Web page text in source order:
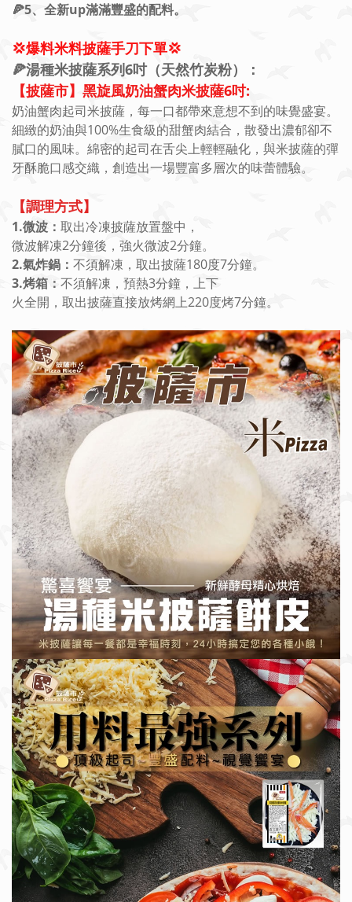
🍕5、全新up滿滿豐盛的配料。
💢爆料米料披薩手刀下單💢
🍕湯種米披薩系列6吋（天然竹炭粉）：
【披薩市】黑旋風奶油蟹肉米披薩6吋:
奶油蟹肉起司米披薩，每一口都帶來意想不到的味覺盛宴。
細緻的奶油與100%生食級的甜蟹肉結合，散發出濃郁卻不
膩口的風味。綿密的起司在舌尖上輕輕融化，與米披薩的彈
牙酥脆口感交織，創造出一場豐富多層次的味蕾體驗。
【調理方式】
1.微波： 取出冷凍披薩放置盤中，
微波解凍2分鐘後，強火微波2分鐘。
2.氣炸鍋： 不須解凍，取出披薩180度7分鐘。
3.烤箱： 不須解凍，預熱3分鐘，上下
火全開，取出披薩直接放烤網上220度烤7分鐘。